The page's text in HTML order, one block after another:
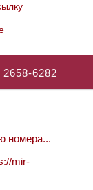
2658-6282
номера...
mir-